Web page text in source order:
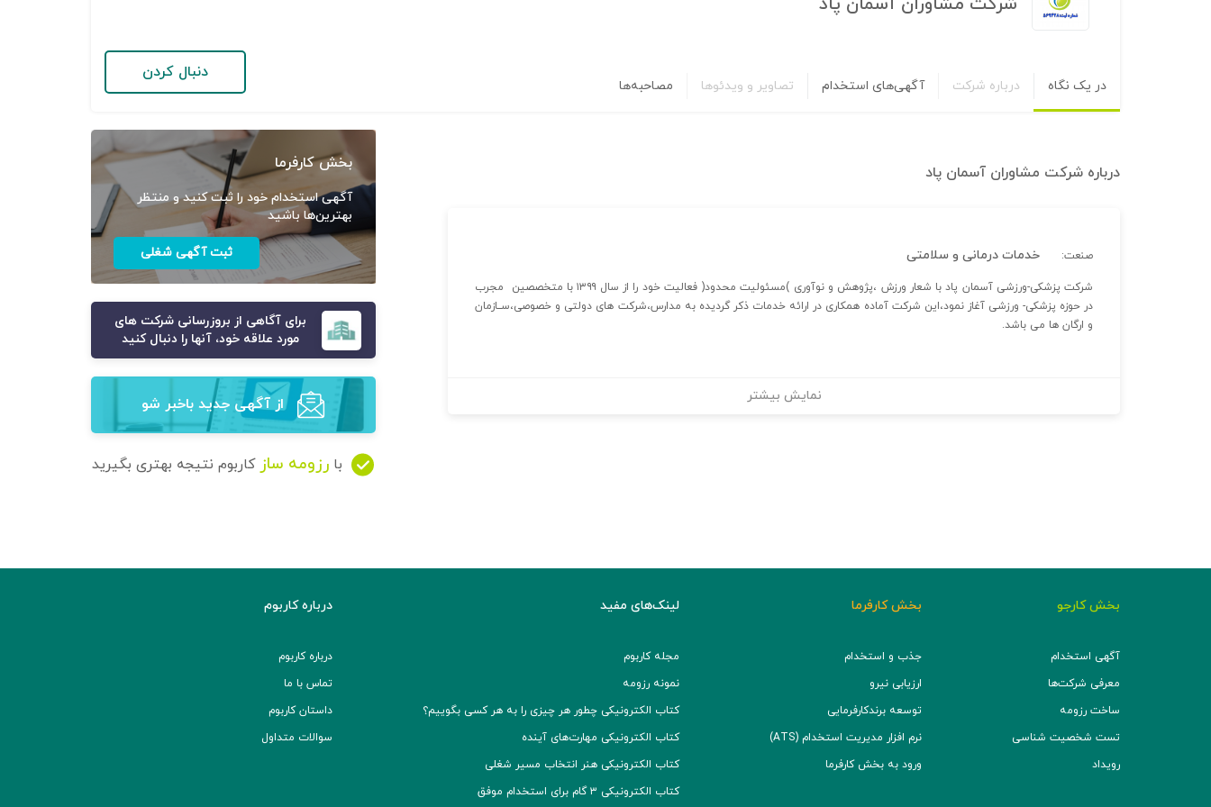
در یک نگاه درباره شرکت آگهی‌های استخدام تصاویر و ویدئوها مصاحبه‌ها
دنبال کردن
درباره شرکت مشاوران آسمان پاد
صنعت: خدمات درمانی و سلامتی
شرکت پزشکی-ورزشی آسمان پاد با شعار ورزش ،پژوهش و نوآوری )مسئولیت محدود( فعالیت خود را از سال ۱۳۹۹ با متخصصین مجرب
در حوزه پزشکی- ورزشی آغاز نمود،این شرکت آماده همکاری در ارائه خدمات ذکر گردیده به مدارس،شرکت های دولتی و خصوصی،ســازمان
و ارگان ها می باشد.
نمایش بیشتر
بخش کارفرما
آگهی استخدام خود را ثبت کنید و منتظر
بهترین‌ها باشید
ثبت آگهی شغلی
برای آگاهی از بروزرسانی شرکت های
مورد علاقه خود، آنها را دنبال کنید
از آگهی‌ جدید باخبر شو
با رزومه ساز کاربوم نتیجه بهتری بگیرید
بخش کارجو
آگهی استخدام
معرفی شرکت‌ها
ساخت رزومه
تست شخصیت شناسی
رویداد
بخش کارفرما
جذب و استخدام
ارزیابی نیرو
توسعه برند‌کارفرمایی
نرم افزار مدیریت استخدام (ATS)
ورود به بخش کارفرما
لینک‌های مفید
مجله کاربوم
نمونه رزومه
کتاب الکترونیکی چطور هر چیزی را به هر کسی بگوییم؟
کتاب الکترونیکی مهارت‌های آینده
کتاب الکترونیکی هنر انتخاب مسیر شغلی
کتاب الکترونیکی ۳ گام برای استخدام موفق
درباره کاربوم
درباره کاربوم
تماس با ما
داستان کاربوم
سوالات متداول